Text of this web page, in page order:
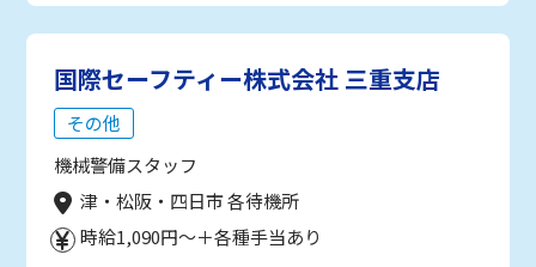
国際セーフティー株式会社 三重支店
その他
機械警備スタッフ
津・松阪・四日市 各待機所
時給1,090円～＋各種手当あり